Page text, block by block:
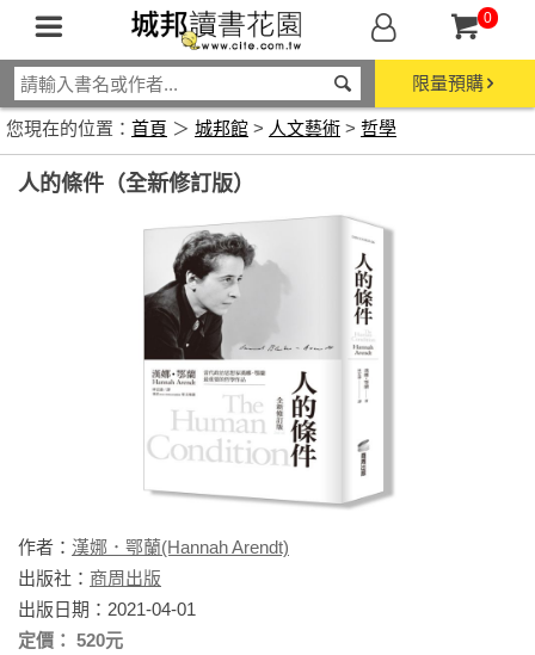
0
限量預購
您現在的位置： 首頁 ＞ 城邦館 > 人文藝術 > 哲學
人的條件（全新修訂版）
作者： 漢娜．鄂蘭(Hannah Arendt)
出版社： 商周出版
出版日期：2021-04-01
定價： 520元